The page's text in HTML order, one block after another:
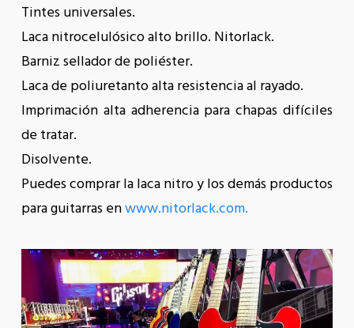
Tintes universales.
Laca nitrocelulósico alto brillo. Nitorlack.
Barniz sellador de poliéster.
Laca de poliuretanto alta resistencia al rayado.
Imprimación alta adherencia para chapas difíciles
de tratar.
Disolvente.
Puedes comprar la laca nitro y los demás productos
para guitarras enwww.nitorlack.com.